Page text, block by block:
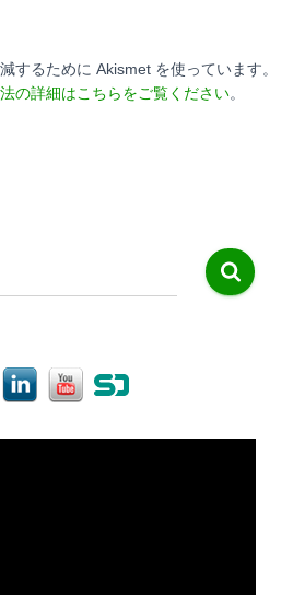
するために Akismet を使っています。
の詳細はこちらをご覧ください。